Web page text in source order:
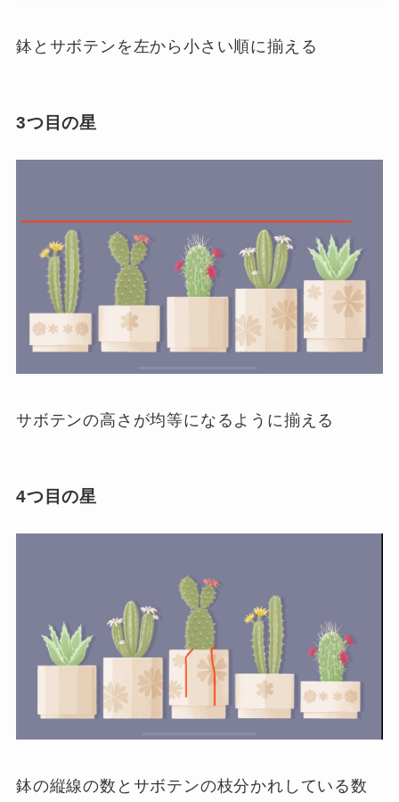
鉢とサボテンを左から小さい順に揃える
3つ目の星
サボテンの高さが均等になるように揃える
4つ目の星
鉢の縦線の数とサボテンの枝分かれしている数